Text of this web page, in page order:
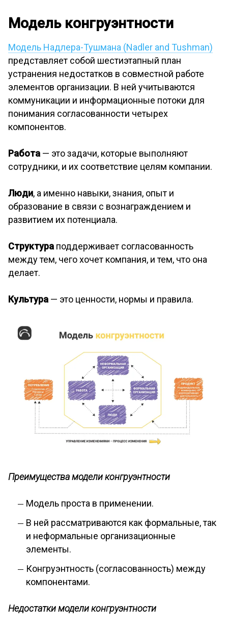
Модель конгруэнтности
Модель Надлера-Тушмана (Nadler and Tushman)
представляет собой шестиэтапный план
устранения недостатков в совместной работе
элементов организации. В ней учитываются
коммуникации и информационные потоки для
понимания согласованности четырех
компонентов.
Работа — это задачи, которые выполняют
сотрудники, и их соответствие целям компании.
Люди, а именно навыки, знания, опыт и
образование в связи с вознаграждением и
развитием их потенциала.
Структура поддерживает согласованность
между тем, чего хочет компания, и тем, что она
делает.
Культура — это ценности, нормы и правила.
Преимущества модели конгруэнтности
Модель проста в применении.
В ней рассматриваются как формальные, так
и неформальные организационные
элементы.
Конгруэнтность (согласованность) между
компонентами.
Недостатки модели конгруэнтности